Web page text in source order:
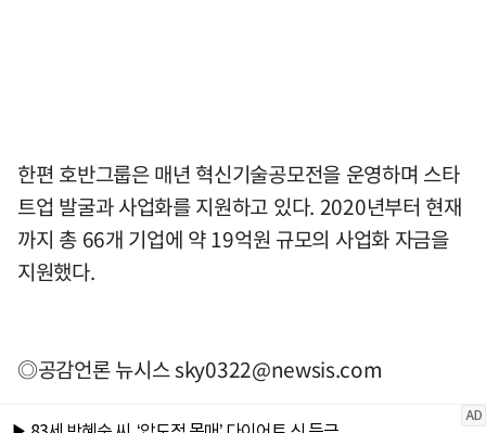
한편 호반그룹은 매년 혁신기술공모전을 운영하며 스타
트업 발굴과 사업화를 지원하고 있다. 2020년부터 현재
까지 총 66개 기업에 약 19억원 규모의 사업화 자금을
지원했다.
◎공감언론 뉴시스sky0322@newsis.com